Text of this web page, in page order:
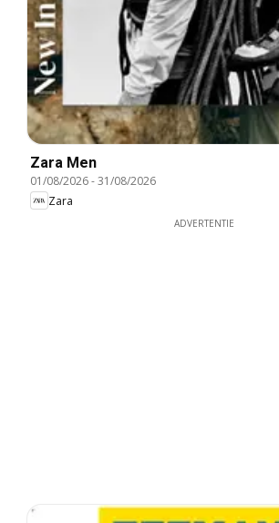
Zara Men
01/08/2026-31/08/2026
Zara
ADVERTENTIE